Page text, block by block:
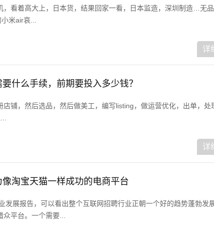
，看着高大上，日本货，结果回家一看，日本监造，深圳制造…无
米air哀...
详
什么手续，前期要投入多少钱？
铺，然后选品，然后做美工，编写listing，做运营优化，出单，处
详
淘宝天猫一样成功的电商平台
发展报告，可以看出整个互联网招聘行业正朝一个好的趋势蓬勃发
众平台。一个需要...